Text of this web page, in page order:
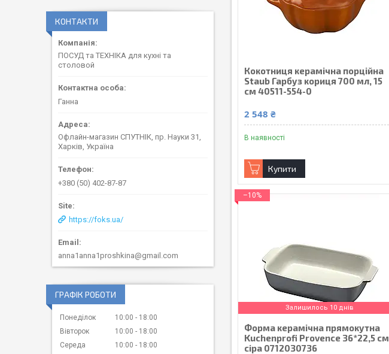
Кокотниця керамічна порційна
Staub Гарбуз кориця 700 мл, 15
см 40511-554-0
2 548 ₴
В наявності
Купити
–10%
Залишилось 10 днів
Форма керамічна прямокутна
Kuchenprofi Provence 36*22,5 см
сіра 0712030736
КОНТАКТИ
ПОСУД та ТЕХНІКА для кухні та
столовой
Ганна
Офлайн-магазин СПУТНІК, пр. Науки 31,
Харків, Україна
+380 (50) 402-87-87
https://foks.ua/
anna1anna1proshkina@gmail.com
ГРАФІК РОБОТИ
Понеділок 10:00
18:00
Вівторок
10:00
18:00
Середа
10:00
18:00